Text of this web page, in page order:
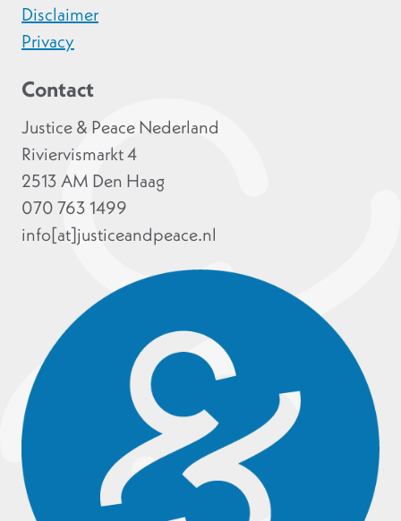
Disclaimer
Privacy
Contact
Justice & Peace Nederland
Riviervismarkt 4
2513 AM Den Haag
070 763 1499
info[at]justiceandpeace.nl